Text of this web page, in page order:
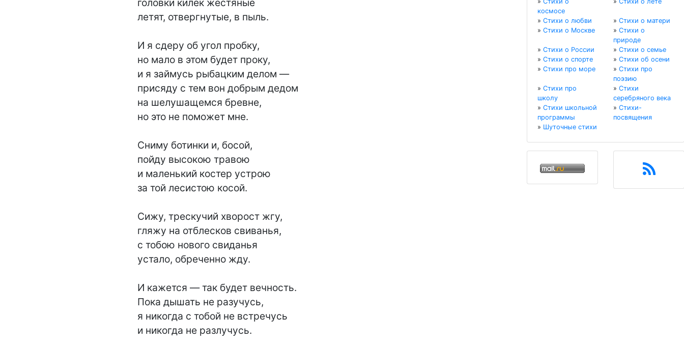
головки килек жестяные
летят, отвергнутые, в пыль.
И я сдеру об угол пробку,
но мало в этом будет проку,
и я займусь рыбацким делом —
присяду с тем вон добрым дедом
на шелушащемся бревне,
но это не поможет мне.
Сниму ботинки и, босой,
пойду высокою травою
и маленький костер устрою
за той лесистою косой.
Сижу, трескучий хворост жгу,
гляжу на отблесков свиванья,
с тобою нового свиданья
устало, обреченно жду.
И кажется — так будет вечность.
Пока дышать не разучусь,
я никогда с тобой не встречусь
и никогда не разлучусь.
космосе
» Стихи о любви » Стихи о матери
» Стихи о Москве » Стихи о
природе
» Стихи о России » Стихи о семье
» Стихи о спорте » Стихи об осени
» Стихи про море » Стихи про
поэзию
» Стихи про
школу
» Стихи
серебряного века
» Стихи школьной
программы
» Стихи-
посвящения
» Шуточные стихи